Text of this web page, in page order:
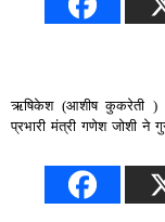
ऋषिकेश (आशीष कुकरेती )
प्रभारी मंत्री गणेश जोशी ने